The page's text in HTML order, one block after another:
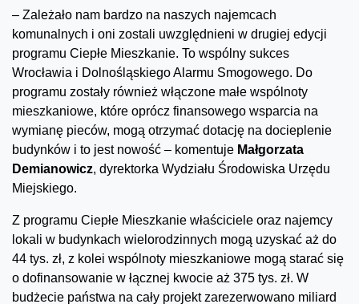
– Zależało nam bardzo na naszych najemcach
komunalnych i oni zostali uwzględnieni w drugiej edycji
programu Ciepłe Mieszkanie. To wspólny sukces
Wrocławia i Dolnośląskiego Alarmu Smogowego. Do
programu zostały również włączone małe wspólnoty
mieszkaniowe, które oprócz finansowego wsparcia na
wymianę pieców, mogą otrzymać dotację na docieplenie
budynków i to jest nowość – komentuje Małgorzata
Demianowicz, dyrektorka Wydziału Środowiska Urzędu
Miejskiego.
Z programu Ciepłe Mieszkanie właściciele oraz najemcy
lokali w budynkach wielorodzinnych mogą uzyskać aż do
44 tys. zł, z kolei wspólnoty mieszkaniowe mogą starać się
o dofinansowanie w łącznej kwocie aż 375 tys. zł. W
budżecie państwa na cały projekt zarezerwowano miliard